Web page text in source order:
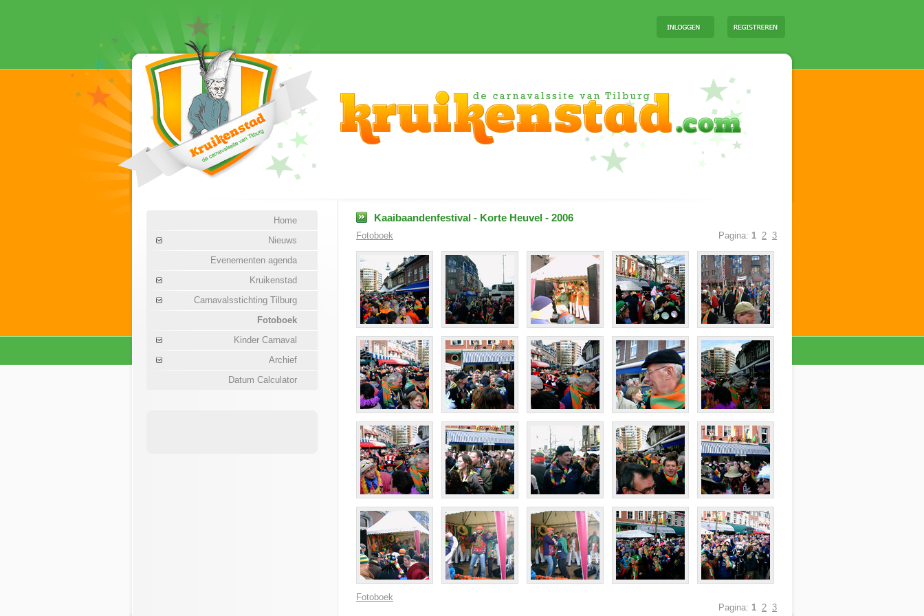
Home
Nieuws
Evenementen agenda
Kruikenstad
Carnavalsstichting Tilburg
Fotoboek
Kinder Carnaval
Archief
Datum Calculator
Kaaibaandenfestival - Korte Heuvel - 2006
Fotoboek Pagina: 1 2 3
Fotoboek
Pagina: 1 2 3